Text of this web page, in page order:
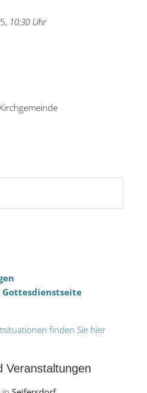
10:30 Uhr
finden Sie hier
Veranstaltungen